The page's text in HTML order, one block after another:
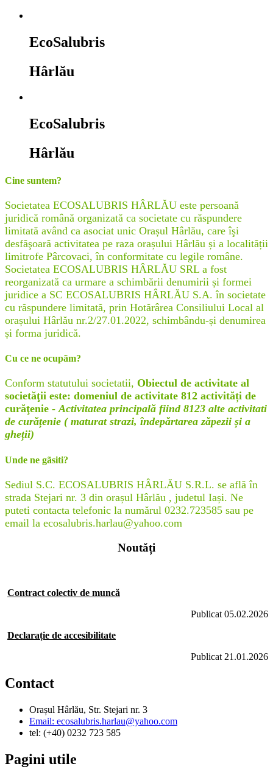
EcoSalubris
Hârlău
EcoSalubris
Hârlău
Cine suntem?
Societatea ECOSALUBRIS HÂRLĂU este persoană
juridică română organizată ca societate cu răspundere
limitată având ca asociat unic Orașul Hârlău, care îşi
desfăşoară activitatea pe raza orașului Hârlău și a localității
limitrofe Pârcovaci, în conformitate cu legile române.
Societatea ECOSALUBRIS HÂRLĂU SRL a fost
reorganizată ca urmare a schimbării denumirii și formei
juridice a SC ECOSALUBRIS HÂRLĂU S.A. în societate
cu răspundere limitată, prin Hotărârea Consiliului Local al
orașului Hârlău nr.2/27.01.2022, schimbându-și denumirea
și forma juridică.
Cu ce ne ocupãm?
Conform statutului societatii, Obiectul de activitate al
societăţii este: domeniul de activitate 812 activități de
curăţenie -Activitatea principală fiind 8123 alte activitati
de curățenie ( maturat strazi, îndepărtarea zăpezii și a
gheții)
Unde ne gãsiti?
Sediul S.C. ECOSALUBRIS HÂRLĂU S.R.L. se află în
strada Stejari nr. 3 din orașul Hârlău , judetul Iași. Ne
puteti contacta telefonic la numărul 0232.723585 sau pe
email la ecosalubris.harlau@yahoo.com
Noutăți
Contract colectiv de muncă
Publicat 05.02.2026
Declarație de accesibilitate
Publicat 21.01.2026
Contact
Orașul Hârlău, Str. Stejari nr. 3
Email: ecosalubris.harlau@yahoo.com
tel: (+40) 0232 723 585
Pagini utile